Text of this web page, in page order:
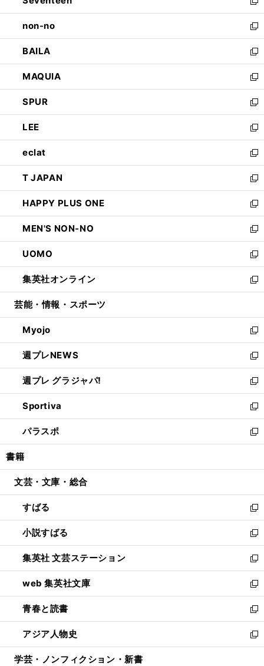
開
く
ウ
で
開
く
新
し
い
ウ
ィ
ン
ド
ウ
で
開
く
non-no
新
し
い
ウ
ィ
ン
ド
ウ
で
開
く
BAILA
新
し
い
ウ
ィ
ン
ド
ウ
で
開
く
MAQUIA
新
し
い
ウ
ィ
ン
ド
ウ
で
開
く
SPUR
新
し
い
ウ
ィ
ン
ド
ウ
で
開
く
LEE
新
し
い
ウ
ィ
ン
ド
ウ
で
開
く
eclat
新
し
い
ウ
ィ
ン
ド
ウ
で
開
く
T JAPAN
新
し
い
ウ
ィ
ン
ド
ウ
で
開
HAPPY PLUS ONE
新
し
い
ウ
ィ
ン
ド
ウ
開
く
MEN'S NON-NO
新
し
い
ウ
ィ
ン
ウ
で
開
く
UOMO
新
し
い
ウ
ン
ド
ウ
で
開
く
集英社オンライン
新
し
ウ
ィ
ン
ド
ウ
で
開
く
芸能・情報・スポーツ
Myojo
新
し
い
ウ
ィ
ン
ド
ウ
で
開
週プレNEWS
新
し
い
ウ
ィ
ン
ド
ウ
開
週プレ グラジャパ!
新
し
い
ウ
ィ
ン
ウ
開
く
Sportiva
新
し
い
ウ
ン
ウ
で
開
く
パラスポ
新
し
ウ
ン
ド
ウ
で
開
く
書籍
文芸・文庫・総合
すばる
新
し
い
ウ
ィ
ン
ド
ウ
で
開
く
小説すばる
新
し
い
ウ
ィ
ン
ド
ウ
で
開
集英社 文芸ステーション
新
し
い
ウ
ィ
ン
ド
ウ
web 集英社文庫
新
し
い
ウ
ィ
ン
青春と読書
新
し
い
ウ
アジア人物史
新
し
学芸・ノンフィクション・新書